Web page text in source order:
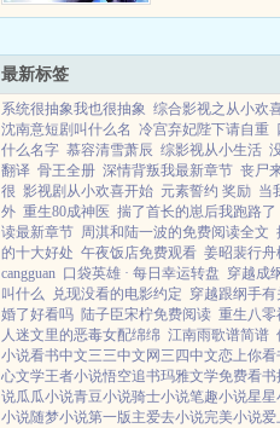
最新标签
系统很抽象我也很抽象 综合影视之从小欢
沈南意短剧叫什么名 冷宫弃妃陛下请自重
什么名字 慕容清雪萧辰 综影视从小生活
翻译 骨王全册 深情背叛我最新章节 丧尸
很 影视剧从小欢喜开始 元素誓约 奖励 当
外 重生80成神医 揣了首长的崽后我跑路了
读最新章节 周淇和陆一波的免费阅读全文
的十大好处 午夜饭店免费观看 姜昭裴行
cangguan 口袋英雄 · 每日幸运转盘 穿越成
叫什么
兑现没看的电影约定 穿越跟纲手
婚了好看吗 陆子臣宋柠免费阅读 重生八零
人迷文里的恶毒女配绵绵 江南雨歌谱简谱
小说看书中文三三中文网 三四中文恋上你看
心文学王者小说悟空追书玛雅文学免费看书
说瓜瓜小说青豆小说骑士小说笔趣小说星星
小说随梦小说第一版主爱去小说完美小说爱